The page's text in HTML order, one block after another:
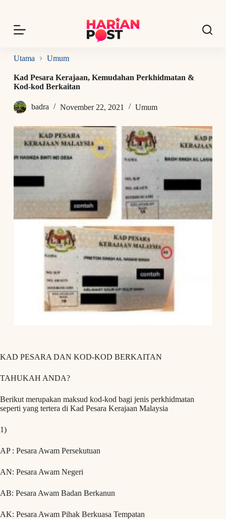
p
o
o
n
n
Utama Umum
Kad Pesara Kerajaan, Kemudahan Perkhidmatan &
Kod-kod Berkaitan
badra November 22, 2021 Umum
KAD PESARA DAN KOD-KOD BERKAITAN
TAHUKAH ANDA?
Berikut merupakan maksud kod-kod bagi jenis perkhidmatan
seperti yang tertera di Kad Pesara Kerajaan Malaysia
1)
AP : Pesara Awam Persekutuan
AN: Pesara Awam Negeri
AB: Pesara Awam Badan Berkanun
AK: Pesara Awam Pihak Berkuasa Tempatan